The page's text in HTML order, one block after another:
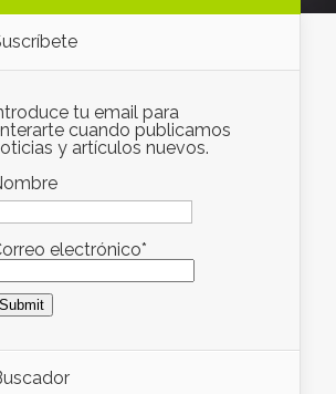
tu email para
cuando publicamos
y artículos nuevos.
electrónico*